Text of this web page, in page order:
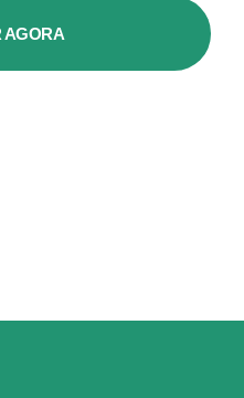
AGORA